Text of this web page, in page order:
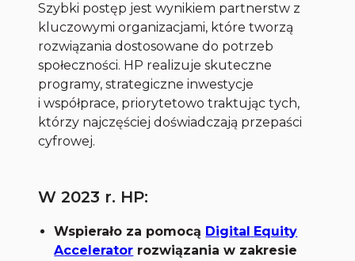
Szybki postęp jest wynikiem partnerstw z
kluczowymi organizacjami, które tworzą
rozwiązania dostosowane do potrzeb
społeczności. HP realizuje skuteczne
programy, strategiczne inwestycje
i współprace, priorytetowo traktując tych,
którzy najczęściej doświadczają przepaści
cyfrowej.
W 2023 r. HP:
Wspierało za pomocą Digital
Equity
Accelerator rozwiązania w zakresie